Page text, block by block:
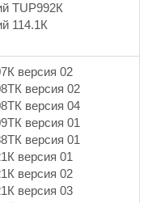
TUP992К
114.1К
версия 02
версия 02
версия 04
версия 01
версия 01
версия 01
версия 02
версия 03